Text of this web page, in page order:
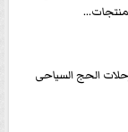
الحج السياحى